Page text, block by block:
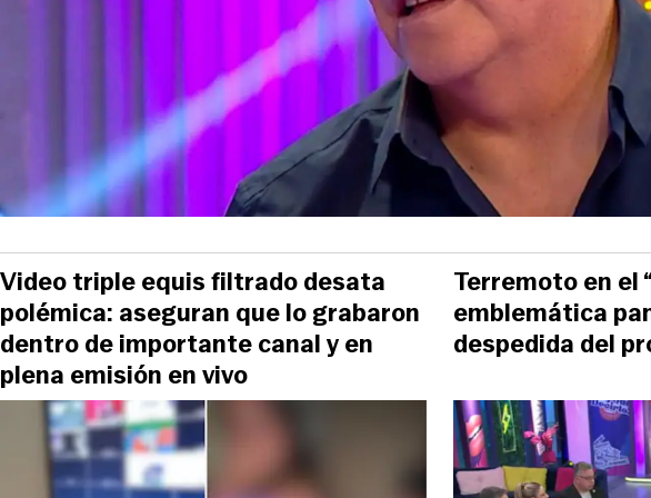
Video triple equis filtrado desata
polémica: aseguran que lo grabaron
dentro de importante canal y en
plena emisión en vivo
Terremoto en el
emblemática
despedida del